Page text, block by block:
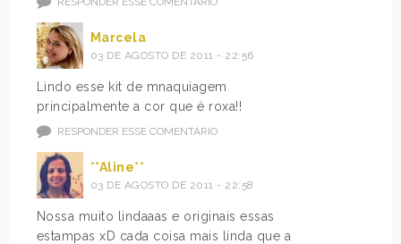
Marcela
03 DE AGOSTO DE 2011 - 22:56
Lindo esse kit de mnaquiagem
principalmente a cor que é roxa!!
RESPONDER ESSE COMENTÁRIO
**Aline**
03 DE AGOSTO DE 2011 - 22:58
Nossa muito lindaaas e originais essas
estampas xD cada coisa mais linda que a